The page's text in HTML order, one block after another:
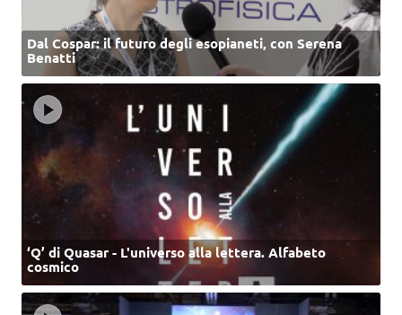
Dal Cospar: il futuro degli esopianeti, con Serena
Benatti
‘Q’ di Quasar - L'universo alla lettera. Alfabeto
cosmico